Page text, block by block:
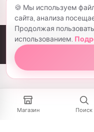
colorflowers.ru © 2026 все
Политика
🍪 Мы используем
сайта, анализа
Продолжая
использованием.
Магазин Поиск